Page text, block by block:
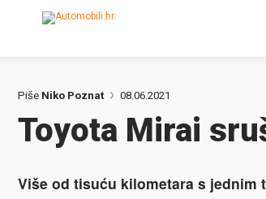
Piše Niko Poznat 08.06.2021
Toyota Mirai
Više od tisuću kilometara s jednim